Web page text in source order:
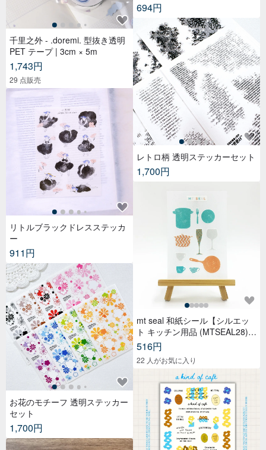
千里之外 - .doremi. 型抜き透明
PET テープ | 3cm × 5m
1,743円
29 点販売
リトルブラックドレスステッカ
ー
911円
お花のモチーフ 透明ステッカー
セット
1,700円
694円
レトロ柄 透明ステッカーセット
1,700円
mt seal 和紙シール【シルエッ
ト キッチン用品 (MTSEAL28)】
2017AW
516円
22 人がお気に入り